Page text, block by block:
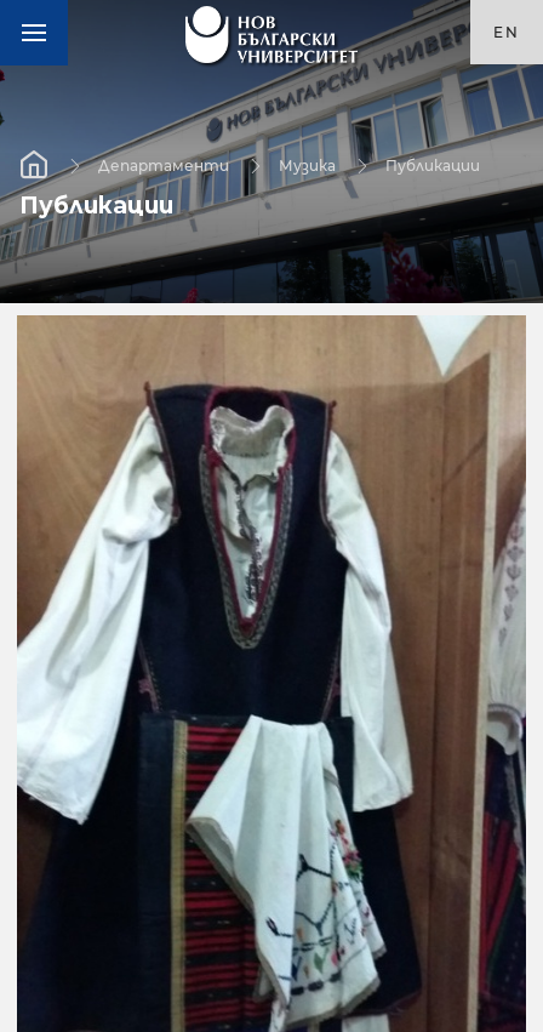
EN
Департаменти Музика Публикации
Публикации